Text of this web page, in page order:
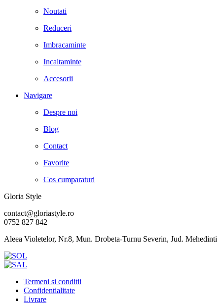
Noutati
Reduceri
Imbracaminte
Incaltaminte
Accesorii
Navigare
Despre noi
Blog
Contact
Favorite
Cos cumparaturi
Gloria Style
contact@gloriastyle.ro
0752 827 842
Aleea Violetelor, Nr.8, Mun. Drobeta-Turnu Severin, Jud. Mehedinti
Termeni si conditii
Confidentialitate
Livrare